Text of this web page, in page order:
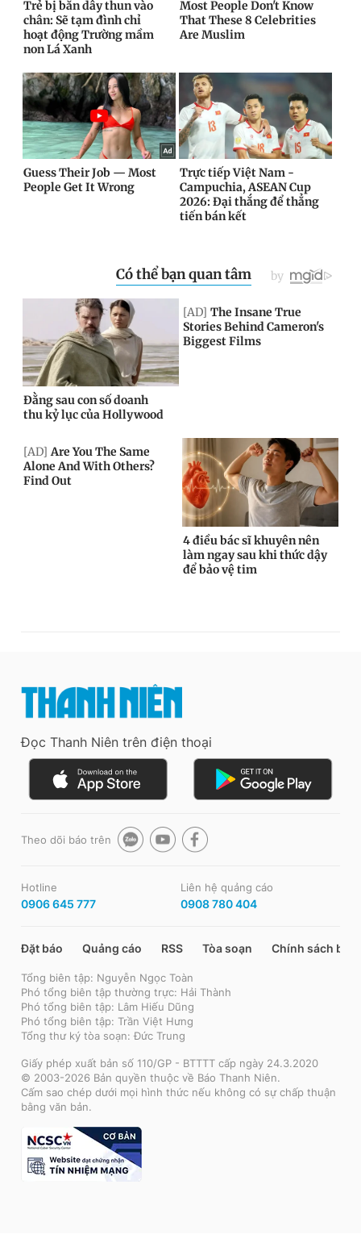
Đọc Thanh Niên trên điện thoại
Theo dõi báo trên
Hotline
0906 645 777
Liên hệ quảng cáo
0908 780 404
Đặt báo Quảng cáo RSS Tòa soạn Chính sách bảo
Tổng biên tập: Nguyễn Ngọc Toàn
Phó tổng biên tập thường trực: Hải Thành
Phó tổng biên tập: Lâm Hiếu Dũng
Phó tổng biên tập: Trần Việt Hưng
Tổng thư ký tòa soạn: Đức Trung
Giấy phép xuất bản số 110/GP - BTTTT cấp ngày 24.3.2020
© 2003-2026 Bản quyền thuộc về Báo Thanh Niên.
Cấm sao chép dưới mọi hình thức nếu không có sự chấp thuận
bằng văn bản.